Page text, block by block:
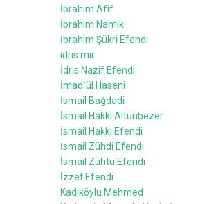
İbrahim Afif
İbrahim Namık
İbrahim Şükri Efendi
idris mir
İdris Nazif Efendi
İmad`ül Haseni
İsmail Bağdadi
İsmail Hakkı Altunbezer
İsmail Hakkı Efendi
İsmail Zühdi Efendi
İsmail Zühtü Efendi
İzzet Efendi
Kadıköylü Mehmed